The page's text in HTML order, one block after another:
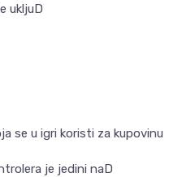
ukljuD
se u igri koristi za kupovinu
je jedini naD